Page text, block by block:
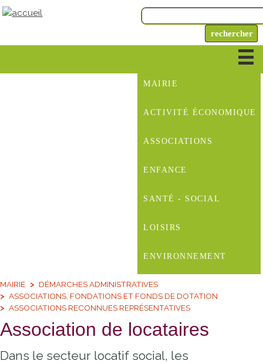
MAIRIE
ACTIVITÉ ÉCONOMIQUE
ASSOCIATIONS
ENFANCE
SANTÉ - SOCIAL
LOISIRS
ENVIRONNEMENT
MAIRIE
DÉMARCHES ADMINISTRATIVES
ASSOCIATIONS, FONDATIONS ET FONDS DE DOTATION
ASSOCIATIONS RECONNUES REPRÉSENTATIVES
Association de locataires
Dans le secteur locatif social, les